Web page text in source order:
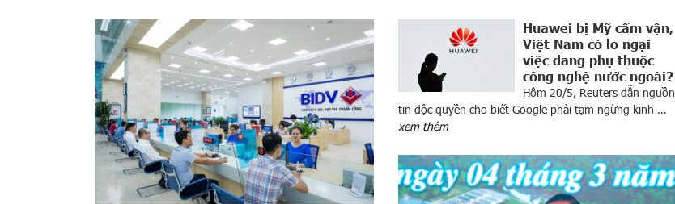
Huawei bị Mỹ cấm vận,
Việt Nam có lo ngại
việc đang phụ thuộc
công nghệ nước ngoài?
Hôm 20/5, Reuters dẫn nguồn
tin độc quyền cho biết Google phải tạm ngừng kinh …
xem thêm